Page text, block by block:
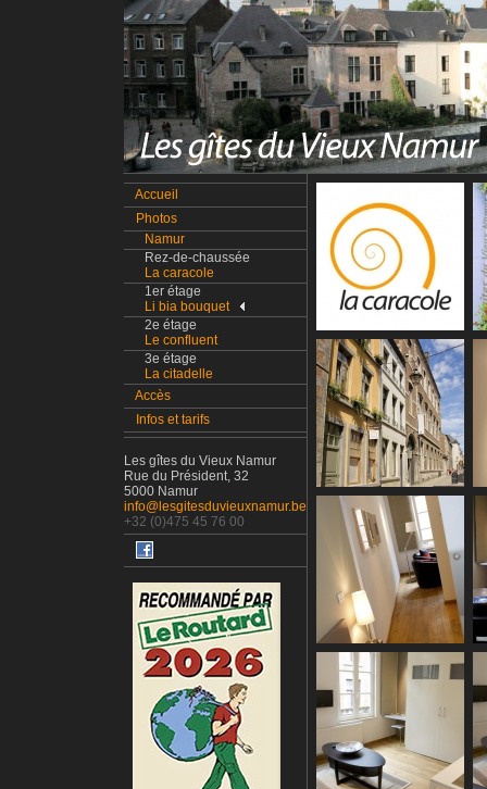
Accueil
Photos
Namur
Rez-de-chaussée
La caracole
1er étage
Li bia bouquet
2e étage
Le confluent
3e étage
La citadelle
Accès
Infos et tarifs
Les gîtes du Vieux Namur
Rue du Président, 32
5000 Namur
info@lesgitesduvieuxnamur.be
+32 (0)475 45 76 00